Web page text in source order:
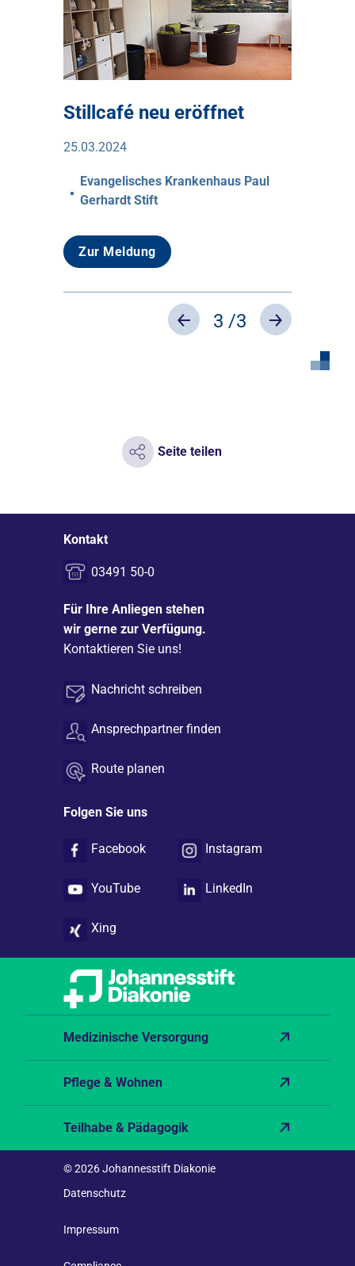
Stillcafé neu eröffnet
25.03.2024
Evangelisches Krankenhaus Paul
Gerhardt Stift
Zur Meldung
Previous
3 /3 Next
Seite teilen
Kontakt
03491 50-0
Für Ihre Anliegen stehen
wir gerne zur Verfügung.
Kontaktieren Sie uns!
Nachricht schreiben
Ansprechpartner finden
Route planen
Folgen Sie uns
Facebook Instagram
YouTube LinkedIn
Xing
Medizinische Versorgung
Pflege & Wohnen
Teilhabe & Pädagogik
© 2026 Johannesstift Diakonie
Datenschutz
Impressum